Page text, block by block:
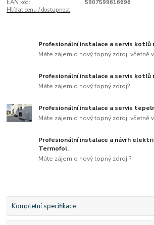
EAN kód:
5907599616696
Hlídat cenu / dostupnost
Profesionální instalace a servis kotlů
Máte zájem o nový topný zdroj, včetně
Profesionální instalace a servis kotlů
Máte zájem o nový topný zdroj?
Profesionální instalace a servis
Máte zájem o nový topný zdroj, včetně
Profesionální instalace a návrh
Termofol.
Máte zájem o nový topný zdroj ?
Kompletní specifikace